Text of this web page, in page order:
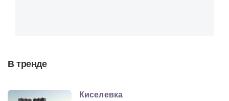
В тренде
Киселевка